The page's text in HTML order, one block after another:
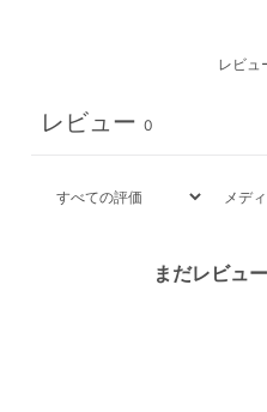
レビュ
レビュー 0
メデ
まだレビュ